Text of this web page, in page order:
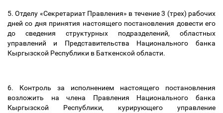
5. Отделу «Секретариат Правления» в течение 3 (трех) рабочих
дней со дня принятия настоящего постановления довести его
до сведения структурных подразделений, областных
управлений и Представительства Национального банка
Кыргызской Республики в Баткенской области.
6. Контроль за исполнением настоящего постановления
возложить начлена Правления Национального банка
Кыргызской Республики, курирующего управление